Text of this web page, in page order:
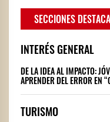
SECCIONES
INTERÉS GENERAL
DE LA IDEA AL IMPACTO:
APRENDER DEL ERROR EN
TURISMO